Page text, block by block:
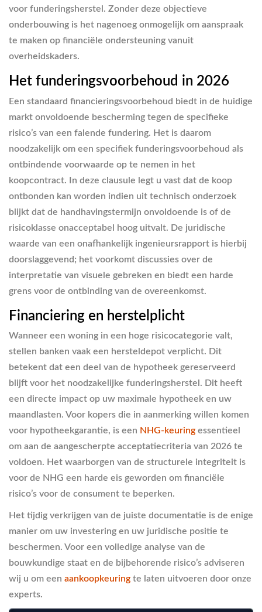
voor funderingsherstel. Zonder deze objectieve
onderbouwing is het nagenoeg onmogelijk om aanspraak
te maken op financiële ondersteuning vanuit
overheidskaders.
Het funderingsvoorbehoud in 2026
Een standaard financieringsvoorbehoud biedt in de huidige
markt onvoldoende bescherming tegen de specifieke
risico’s van een falende fundering. Het is daarom
noodzakelijk om een specifiek funderingsvoorbehoud als
ontbindende voorwaarde op te nemen in het
koopcontract. In deze clausule legt u vast dat de koop
ontbonden kan worden indien uit technisch onderzoek
blijkt dat de handhavingstermijn onvoldoende is of de
risicoklasse onacceptabel hoog uitvalt. De juridische
waarde van een onafhankelijk ingenieursrapport is hierbij
doorslaggevend; het voorkomt discussies over de
interpretatie van visuele gebreken en biedt een harde
grens voor de ontbinding van de overeenkomst.
Financiering en herstelplicht
Wanneer een woning in een hoge risicocategorie valt,
stellen banken vaak een hersteldepot verplicht. Dit
betekent dat een deel van de hypotheek gereserveerd
blijft voor het noodzakelijke funderingsherstel. Dit heeft
een directe impact op uw maximale hypotheek en uw
maandlasten. Voor kopers die in aanmerking willen komen
voor hypotheekgarantie, is een NHG-keuring essentieel
om aan de aangescherpte acceptatiecriteria van 2026 te
voldoen. Het waarborgen van de structurele integriteit is
voor de NHG een harde eis geworden om financiële
risico’s voor de consument te beperken.
Het tijdig verkrijgen van de juiste documentatie is de enige
manier om uw investering en uw juridische positie te
beschermen. Voor een volledige analyse van de
bouwkundige staat en de bijbehorende risico’s adviseren
wij u om een aankoopkeuring te laten uitvoeren door onze
experts.